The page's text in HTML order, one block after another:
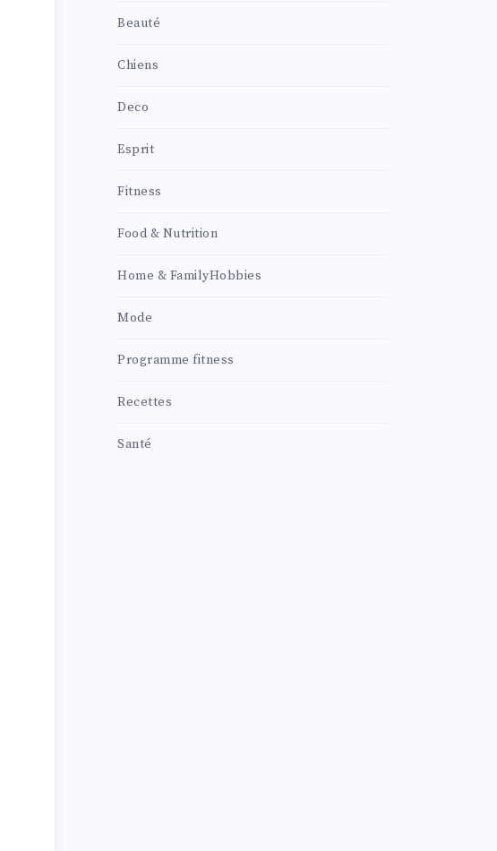
Beauté
Chiens
Deco
Esprit
Fitness
Food & Nutrition
Home & FamilyHobbies
Mode
Programme fitness
Recettes
Santé